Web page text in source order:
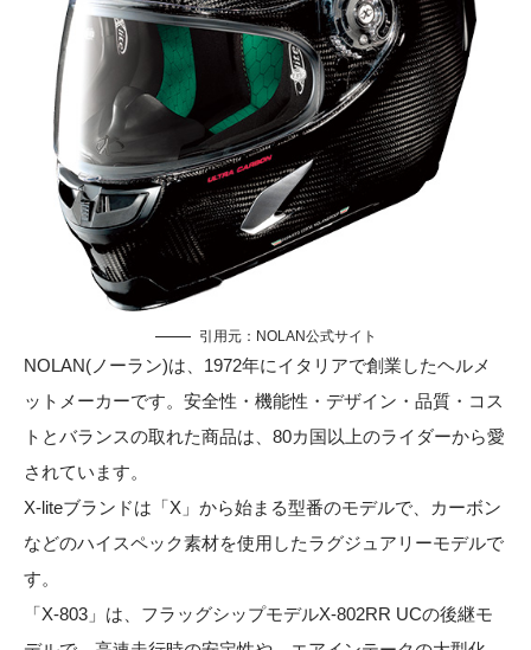
引用元： NOLAN公式サイト
NOLAN(ノーラン)は、1972年にイタリアで創業したヘルメ
ットメーカーです。安全性・機能性・デザイン・品質・コス
トとバランスの取れた商品は、80カ国以上のライダーから愛
されています。
X-liteブランドは「X」から始まる型番のモデルで、カーボン
などのハイスペック素材を使用したラグジュアリーモデルで
す。
「X-803」は、フラッグシップモデルX-802RR UCの後継モ